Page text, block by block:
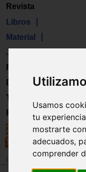
Usamos
tu
mostrarte
adecuados,
comprender
Revista
Libros
Material
Juguetes
Formación
Directorio
Trabajo
Registro
Revista